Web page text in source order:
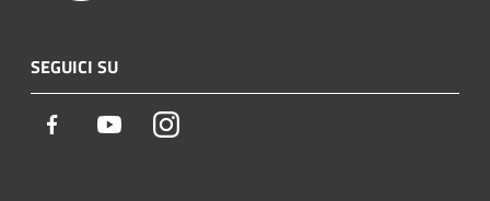
SEGUICI SU
Facebook YoutubeInstagram